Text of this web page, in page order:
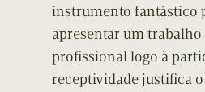
instrumento fantástico
apresentar um
profissional logo à
receptividade justifica